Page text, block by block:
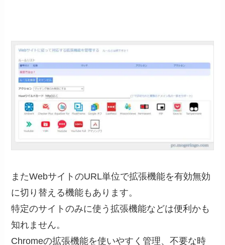
またWebサイトのURL単位で拡張機能を有効無効
に切り替える機能もあります。
特定のサイトのみに使う拡張機能などは便利かも
知れません。
Chromeの拡張機能を使いやすく管理、不要な時